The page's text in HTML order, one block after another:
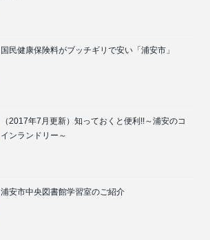
国民健康保険料がブッチギリで安い「浦安市」
（2017年7月更新）知っておくと便利!!～浦安のコ
インランドリー～
浦安市中央図書館学習室のご紹介